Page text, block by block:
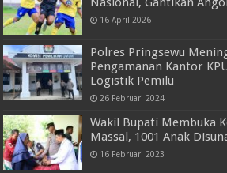
16 April 2026
Polres Pringsewu
Pengamanan Kantor
Logistik Pemilu
26 Februari 2024
Wakil Bupati Membuka
Massal, 1001 Anak
16 Februari 2023